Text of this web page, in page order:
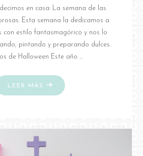
en casa: La semana de las
Esta semana la dedicamos a
con estilo fantasmagórico y nos lo
pintando y preparando dulces.
de Halloween Este año …
LEER MÁS
"DIY
CASITA
HALLOWEEN"